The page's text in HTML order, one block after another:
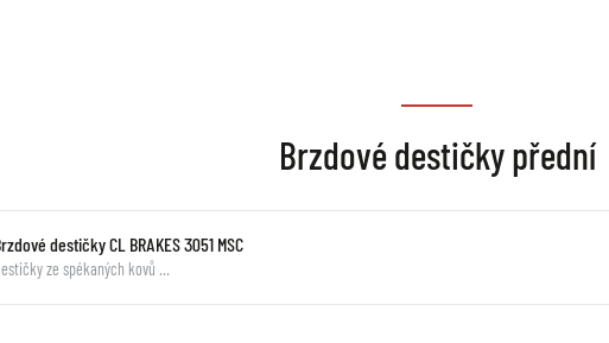
Brzdové destičky přední
destičky CL BRAKES 3051 MSC
ze spékaných kovů …